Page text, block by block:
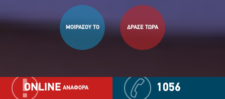
ΜΟΙΡΑΣΟΥ ΤΟ ΔΡΑΣΕ ΤΩΡΑ
ONLINE ΑΝΑΦΟΡΑ 1056